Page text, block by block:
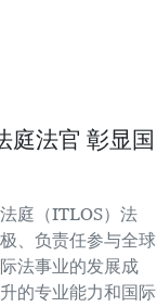
庭法官 彰显国
庭（ITLOS）法
、负责任参与全球
法事业的发展成
的专业能力和国际